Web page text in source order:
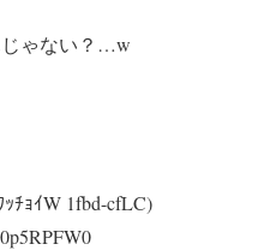
ゃない？…w
ﾁｮｲW 1fbd-cfLC)